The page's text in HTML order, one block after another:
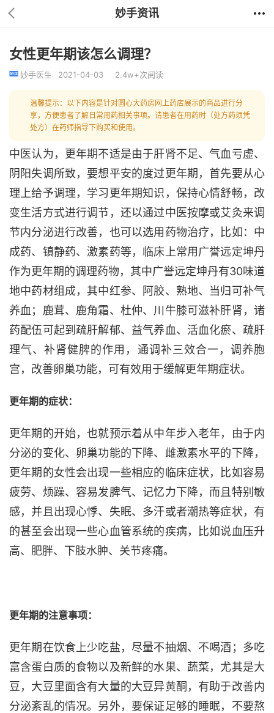
妙手资讯
女性更年期该怎么调理？
妙手医生 2021-04-03 2.4w+次阅读
温馨提示：以下内容是针对圆心大药房网上药店展示的商品进行分
享，方便患者了解日常用药相关事项。请患者在用药时（处方药须凭
处方）在药师指导下购买和使用。
中医认为，更年期不适是由于肝肾不足、气血亏虚、
阴阳失调所致，要想平安的度过更年期，首先要从心
理上给予调理，学习更年期知识，保持心情舒畅，改
变生活方式进行调节，还以通过中医按摩或艾灸来调
节内分泌进行改善，也可以选用药物治疗，比如：中
成药、镇静药、激素药等，临床上常用广誉远定坤丹
作为更年期的调理药物，其中广誉远定坤丹有30味道
地中药材组成，其中红参、阿胶、熟地、当归可补气
养血；鹿茸、鹿角霜、杜仲、川牛膝可滋补肝肾，诸
药配伍可起到疏肝解郁、益气养血、活血化瘀、疏肝
理气、补肾健脾的作用，通调补三效合一，调养胞
宫，改善卵巢功能，可有效用于缓解更年期症状。
更年期的症状：
更年期的开始，也就预示着从中年步入老年，由于内
分泌的变化、卵巢功能的下降、雌激素水平的下降，
更年期的女性会出现一些相应的临床症状，比如容易
疲劳、烦躁、容易发脾气、记忆力下降，而且特别敏
感，并且出现心悸、失眠、多汗或者潮热等症状，有
的甚至会出现一些心血管系统的疾病，比如说血压升
高、肥胖、下肢水肿、关节疼痛。
更年期的注意事项：
更年期在饮食上少吃盐，尽量不抽烟、不喝酒；多吃
富含蛋白质的食物以及新鲜的水果、蔬菜，尤其是大
豆，大豆里面含有大量的大豆异黄酮，有助于改善内
分泌紊乱的情况。另外，要保证足够的睡眠，不要熬